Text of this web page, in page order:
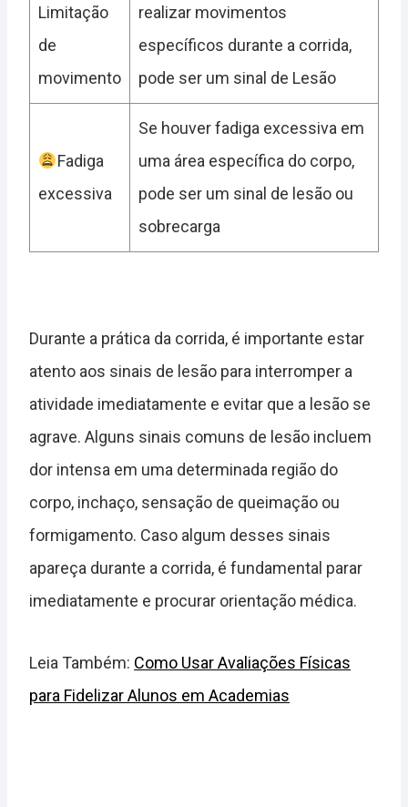
Limitação
de
movimento
realizar movimentos
específicos durante a corrida,
pode ser um sinal de Lesão
Fadiga
excessiva
Se houver fadiga excessiva em
uma área específica do corpo,
pode ser um sinal de lesão ou
sobrecarga
Durante a prática da corrida, é importante estar
atento aos sinais de lesão para interromper a
atividade imediatamente e evitar que a lesão se
agrave. Alguns sinais comuns de lesão incluem
dor intensa em uma determinada região do
corpo, inchaço, sensação de queimação ou
formigamento. Caso algum desses sinais
apareça durante a corrida, é fundamental parar
imediatamente e procurar orientação médica.
Leia Também: Como Usar Avaliações Físicas
para Fidelizar Alunos em Academias